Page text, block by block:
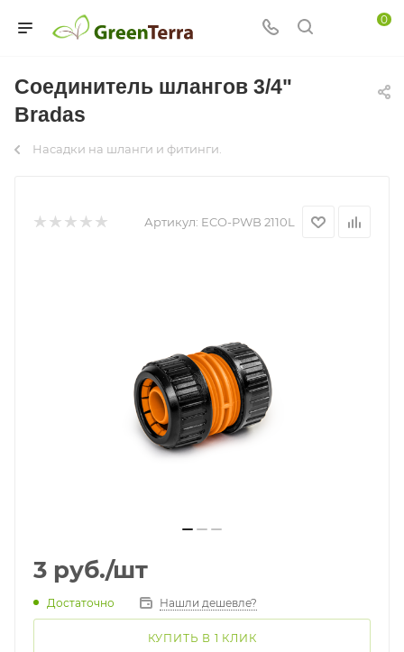
0
Соединитель шлангов 3/4"
Bradas
Насадки на шланги и фитинги.
Артикул: ECO-PWB 2110L
3 руб./шт
Достаточно Нашли дешевле?
КУПИТЬ В 1 КЛИК